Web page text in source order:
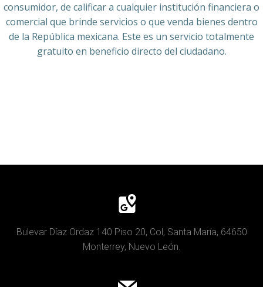
consumidor, de calificar a cualquier institución financiera o
comercial que brinde servicios o que venda bienes dentro
de la República mexicana. Este es un servicio totalmente
gratuito en beneficio directo del ciudadano.
Bulevar Díaz Ordaz 140 Piso 20, Col, Santa María, 64650
Monterrey, Nuevo León.